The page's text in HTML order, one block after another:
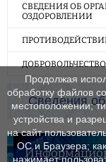
СВЕДЕНИЯ ОБ
ОЗДОРОВЛЕНИИ
ДОБРОВОЛЬЧЕСТВО
Сведения об
Продолжая
обработку файлов
местоположении;
устройства и
на сайт
ОС и Браузера;
нажимает